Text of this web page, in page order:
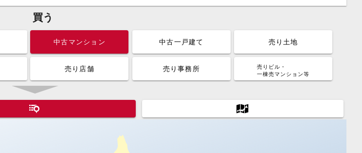
買う
中古マンション 中古一戸建て 売り土地
売り店舗 売り事務所
売りビル・
一棟売マンション等